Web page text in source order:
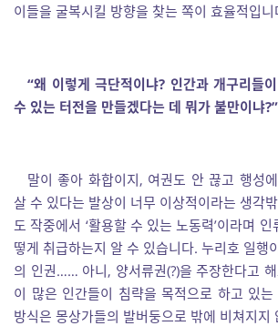
이들을 굴복시킬 방향을 찾는 쪽이 효율적입니
“왜 이렇게 극단적이냐? 인간과 개구리들
수 있는 터전을 만들겠다는 데 뭐가 불만이냐?”
말이 좋아 화합이지, 여권도 안 끊고 행성
살 수 있다는 발상이 너무 이상적이라는 생각
도 작중에서 ‘활용할 수 있는 노동력’이라며
떻게 취급하는지 알 수 있습니다. 누리호 일행
의 인권…… 아니, 양서류권(?)을 주장한다고
이 많은 인간들이 침략을 목적으로 하고 있
방식은 몽상가들의 발버둥으로 밖에 비쳐지지